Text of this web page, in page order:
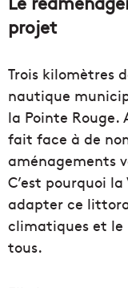
projet
Trois kilomètres
nautique
la Pointe
fait face à de
aménagements
C’est pourquoi
adapter ce
climatiques et le
tous.